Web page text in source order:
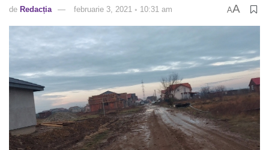
de Redacția februarie 3, 2021 ◦ 10:31 am AA